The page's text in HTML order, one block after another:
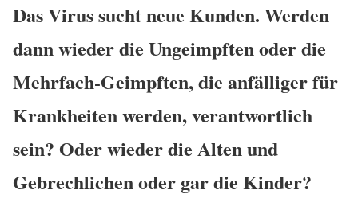
Das Virus sucht neue Kunden. Werden
dann wieder die Ungeimpften oder die
Mehrfach-Geimpften, die anfälliger für
Krankheiten werden, verantwortlich
sein? Oder wieder die Alten und
Gebrechlichen oder gar die Kinder?